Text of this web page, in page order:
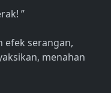
”
efek serangan,
menahan